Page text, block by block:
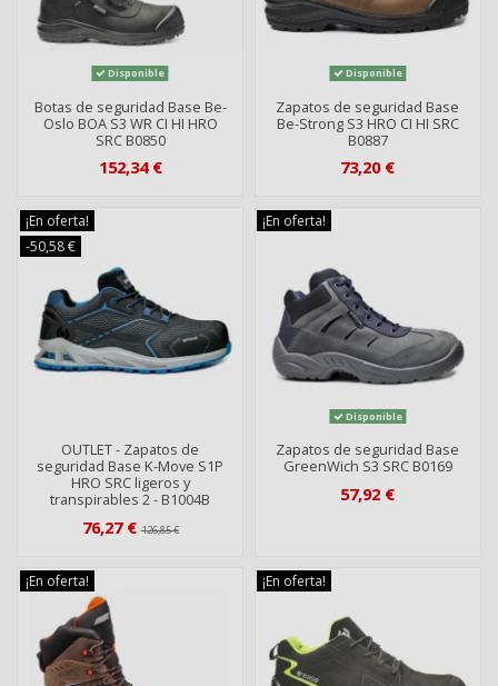
Disponible
Botas de seguridad Base Be-
Oslo BOA S3 WR CI HI HRO
SRC B0850
152,34 €
Disponible
Zapatos de seguridad Base
Be-Strong S3 HRO CI HI SRC
B0887
73,20 €
¡En oferta!
-50,58 €
OUTLET - Zapatos de
seguridad Base K-Move S1P
HRO SRC ligeros y
transpirables 2 - B1004B
76,27 €126,85 €
¡En oferta!
Disponible
Zapatos de seguridad Base
GreenWich S3 SRC B0169
57,92 €
¡En oferta! ¡En oferta!